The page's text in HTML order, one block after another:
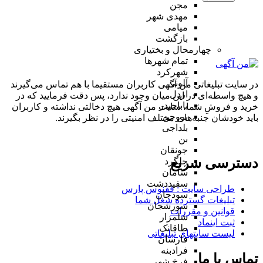
مجن
مهدی شهر
میامی
بازگشت
چهارمحال و بختیاری
تمام شهر‌ها
شهرکرد
آلونی
اردل
باباحیدر
بروجن
بلداجی
بن
جونقان
چلگرد
سامان
سفیددشت
سودجان
سورشجان
شلمزار
طاقانک
فارسان
فرادبنه
در سایت تبلیغاتی من آگهی کاربران مستقیما با هم تماس می‌گیرند
و هیچ واسطه‌ای در این میان وجود ندارد، پس دقت فرمایید که در
خرید و فروشِ شما، سایت من آگهی هیچ دخالتی نداشته و کاربران
باید خودشان جنبه‌های مختلف امنیتی را در نظر بگیرند.
دسترسی سریع
طراحی سایت :‌ ققنوس پارس
تبلیغات گسترده شغل شما
قوانین و مقررات
ثبت اینماد
لیست سایتهای تبلیغاتی
تماس با ما